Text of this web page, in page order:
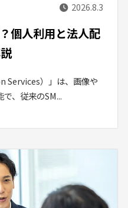
2026.8.3
個人利用と法人配
Services）」は、画像や
、従来のSM...